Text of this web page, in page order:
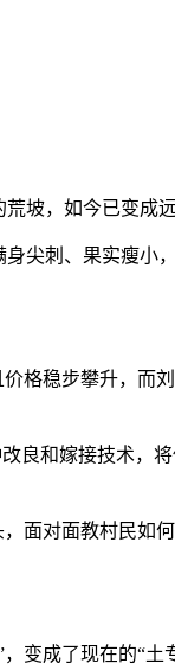
坡，如今已变成
刺、果实瘦小
稳步攀升，而
和嫁接技术，
对面教村民如
成了现在的“土